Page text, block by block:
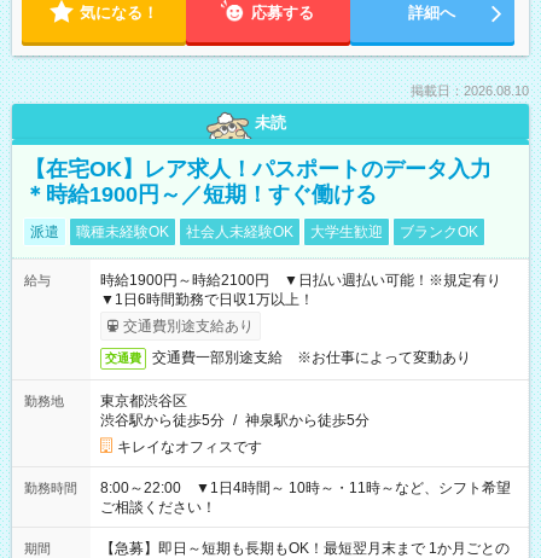
気になる！ 応募する 詳細へ
掲載日：2026.08.10
未読
【在宅OK】レア求人！パスポートのデータ入力
＊時給1900円～／短期！すぐ働ける
派遣 職種未経験OK 社会人未経験OK 大学生歓迎 ブランクOK
給与
時給1900円～時給2100円 ▼日払い週払い可能！※規定有り
▼1日6時間勤務で日収1万以上！
交通費別途支給あり
交通費 交通費一部別途支給 ※お仕事によって変動あり
勤務地
東京都渋谷区
渋谷駅から徒歩5分 / 神泉駅から徒歩5分
キレイなオフィスです
勤務時間
8:00～22:00 ▼1日4時間～ 10時～・11時～など、シフト希望
ご相談ください！
期間
【急募】即日～短期も長期もOK！最短翌月末まで 1か月ごとの